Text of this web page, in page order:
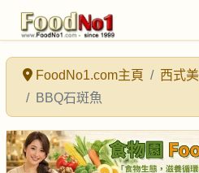
FoodNo1.com主頁 西式
BBQ石斑魚